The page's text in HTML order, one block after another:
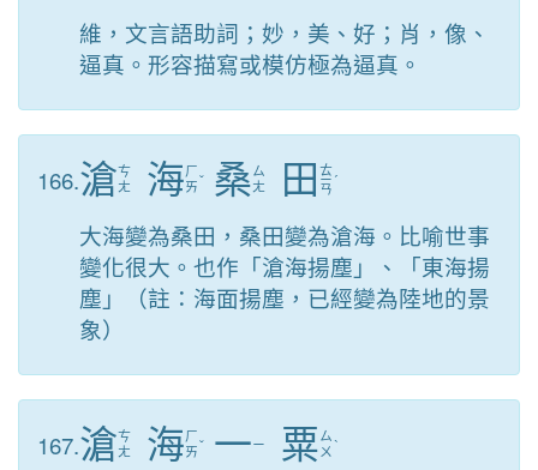
維，文言語助詞；妙，美、好；肖，像、
逼真。形容描寫或模仿極為逼真。
166.滄ㄘ
ㄤ
海ㄏ
ㄞˇ 桑ㄙ
ㄤ
田 ㄊ
ㄧ
ㄢ
ˊ
大海變為桑田，桑田變為滄海。比喻世事
變化很大。也作「滄海揚塵」、「東海揚
塵」（註：海面揚塵，已經變為陸地的景
象）
167.滄ㄘ
ㄤ
海ㄏ
ㄞˇ 一ㄧ 粟ㄙ
ㄨ ˋ